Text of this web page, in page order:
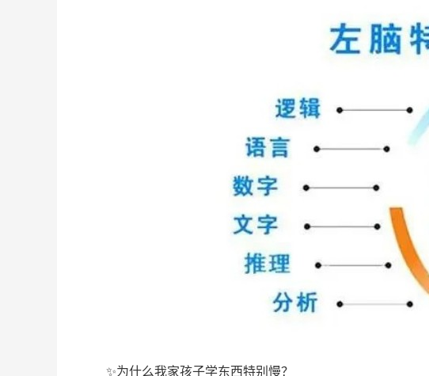
✨为什么我家孩子学东西特别慢？